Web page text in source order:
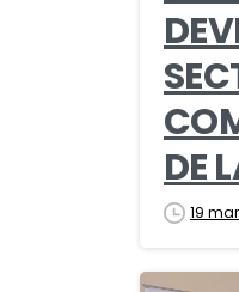
DE
19